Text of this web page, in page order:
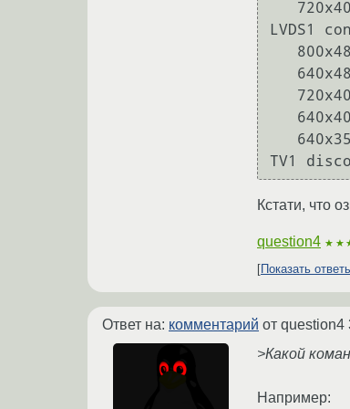
LVDS1
Кстати, что
question4
Показать
Ответ на: комментарий от question4
>Какой
Например: